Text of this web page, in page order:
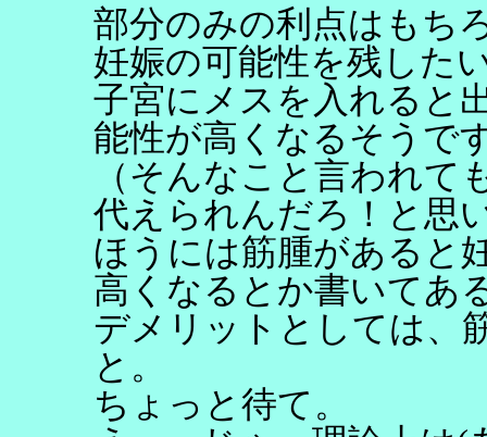
部分のみの利点はもち
妊娠の可能性を残した
子宮にメスを入れると
能性が高くなるそうで
（そんなこと言われて
代えられんだろ！と思
ほうには筋腫があると
高くなるとか書いてあ
デメリットとしては、
と。
ちょっと待て。